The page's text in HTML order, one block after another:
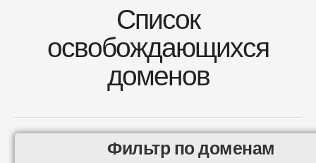
Список
освобождающихся
доменов
Фильтр по доменам